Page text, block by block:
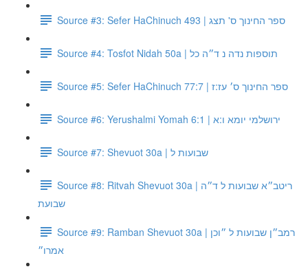
Source #3: Sefer HaChinuch 493 | ספר החינוך ס' תצג
Source #4: Tosfot Nidah 50a | תוספות נדה נ ד״ה כל
Source #5: Sefer HaChinuch 77:7 | ספר החינוך ס׳ עז:ז
Source #6: Yerushalmi Yomah 6:1 | ירושלמי יומא ו:א
Source #7: Shevuot 30a | שבועות ל
Source #8: Ritvah Shevuot 30a | ריטב״א שבועות ל ד״ה
שבועת
Source #9: Ramban Shevuot 30a | רמב״ן שבועות ל ״וכן
אמרו״